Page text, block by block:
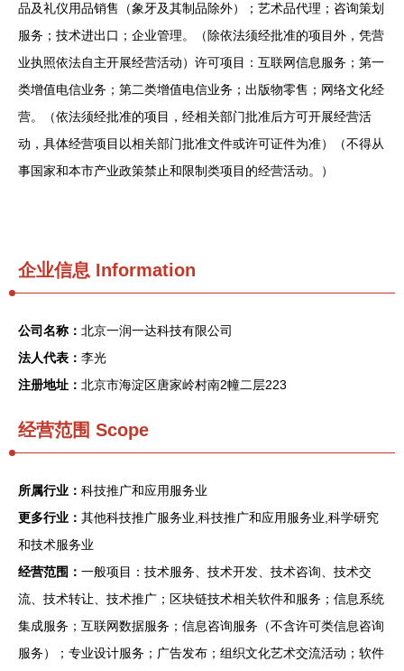
品及礼仪用品销售（象牙及其制品除外）；艺术品代理；咨询策划
服务；技术进出口；企业管理。（除依法须经批准的项目外，凭营
业执照依法自主开展经营活动）许可项目：互联网信息服务；第一
类增值电信业务；第二类增值电信业务；出版物零售；网络文化经
营。（依法须经批准的项目，经相关部门批准后方可开展经营活
动，具体经营项目以相关部门批准文件或许可证件为准）（不得从
事国家和本市产业政策禁止和限制类项目的经营活动。）
企业信息 Information
公司名称： 北京一润一达科技有限公司
法人代表： 李光
注册地址： 北京市海淀区唐家岭村南2幢二层223
经营范围 Scope
所属行业： 科技推广和应用服务业
更多行业： 其他科技推广服务业,科技推广和应用服务业,科学研究
和技术服务业
经营范围： 一般项目：技术服务、技术开发、技术咨询、技术交
流、技术转让、技术推广；区块链技术相关软件和服务；信息系统
集成服务；互联网数据服务；信息咨询服务（不含许可类信息咨询
服务）；专业设计服务；广告发布；组织文化艺术交流活动；软件